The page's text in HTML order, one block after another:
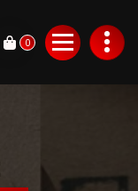
0